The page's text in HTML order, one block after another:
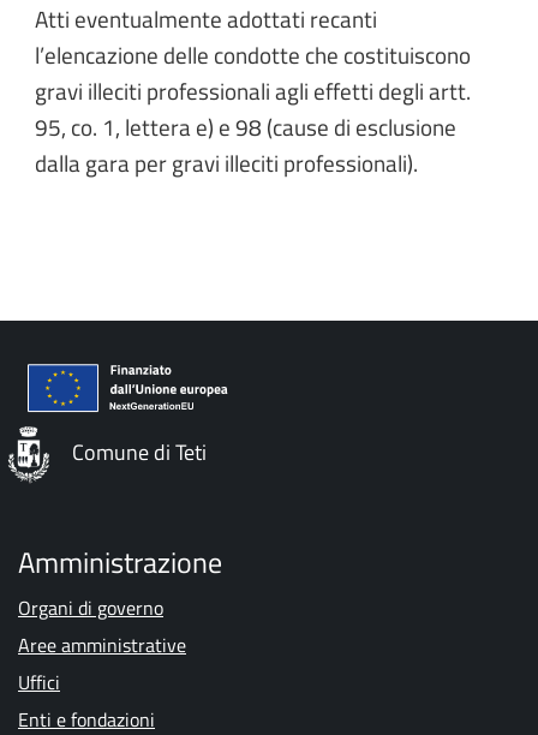
Atti eventualmente adottati recanti
l’elencazione delle condotte che costituiscono
gravi illeciti professionali agli effetti degli artt.
95, co. 1, lettera e) e 98 (cause di esclusione
dalla gara per gravi illeciti professionali).
Comune di Teti
Amministrazione
Organi di governo
Aree amministrative
Uffici
Enti e fondazioni